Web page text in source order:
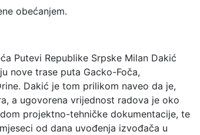
obećanjem.
Putevi Republike Srpske Milan Dakić
nove trase puta Gacko-Foča,
Dakić je tom prilikom naveo da je,
a ugovorena vrijednost radova je oko
projektno-tehničke dokumentacije, te
od dana uvođenja izvođača u